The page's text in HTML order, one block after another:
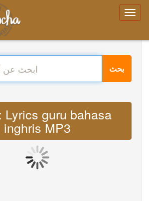
بحث
inghris MP3